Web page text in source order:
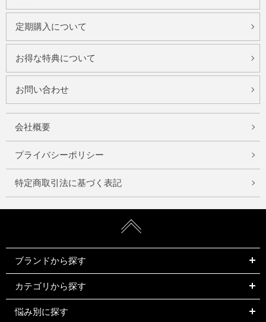
定期購入について
お得な特典について
お問い合わせ
会社概要
プライバシーポリシー
特定商取引法に基づく表記
ブランドから探す
カテゴリから探す
悩み別に探す